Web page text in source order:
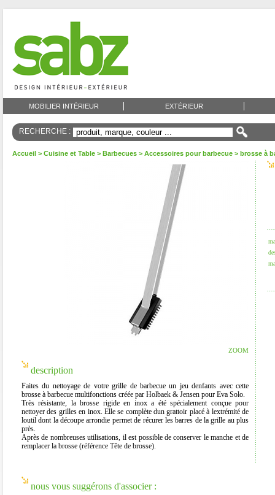
MOBILIER INTÉRIEUR EXTÉRIEUR
RECHERCHE :
Accueil > Cuisine et Table > Barbecues > Accessoires pour barbecue > brosse à
ZOOM
description
Faites du nettoyage de votre grille de barbecue un jeu denfants avec cette
brosse à barbecue multifonctions créée par Holbaek & Jensen pour Eva Solo.
Très résistante, la brosse rigide en inox a été spécialement conçue pour
nettoyer des grilles en inox. Elle se complète dun grattoir placé à lextrémité de
loutil dont la découpe arrondie permet de récurer les barres de la grille au plus
près.
Après de nombreuses utilisations, il est possible de conserver le manche et de
remplacer la brosse (référence Tête de brosse).
nous vous suggérons d'associer :